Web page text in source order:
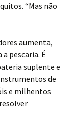
“Mas não
aumenta,
pescaria. É
suplente e
de
e milhentos